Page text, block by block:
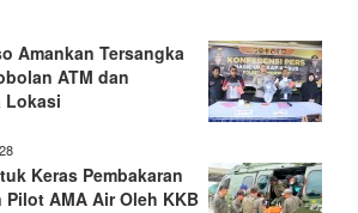
Amankan Tersangka
ATM dan
Lokasi
Keras Pembakaran
AMA Air Oleh KKB